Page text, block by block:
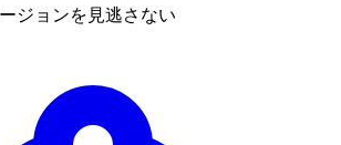
ジョンを見逃さない